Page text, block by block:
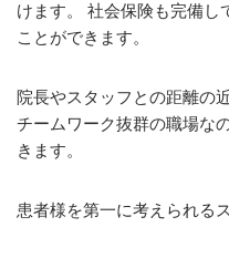
けます。 社会保険も完備し
ことができます。
院長やスタッフとの距離の
チームワーク抜群の職場なの
きます。
患者様を第一に考えられる